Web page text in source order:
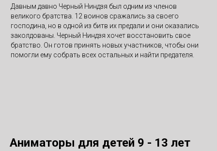
Давным давно Черный Ниндзя был одним из членов
великого братства. 12 воинов сражались за своего
господина, но в одной из битв их предали и они оказались
заколдованы. Черный Ниндзя хочет восстановить свое
братство. Он готов принять новых участников, чтобы они
помогли ему собрать всех остальных и найти предателя.
Аниматоры для детей 9 - 13 лет